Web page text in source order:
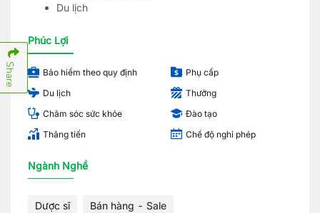
Du lịch
Phúc Lợi
Bảo hiểm theo quy định
Phụ cấp
Du lịch
Thưởng
Chăm sóc sức khỏe
Đào tạo
Thăng tiến
Chế độ nghỉ phép
Ngành Nghề
Dược sĩ Bán hàng - Sale
Share